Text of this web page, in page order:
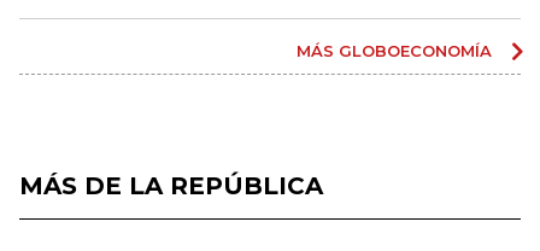
MÁS GLOBOECONOMÍA
MÁS DE LA REPÚBLICA